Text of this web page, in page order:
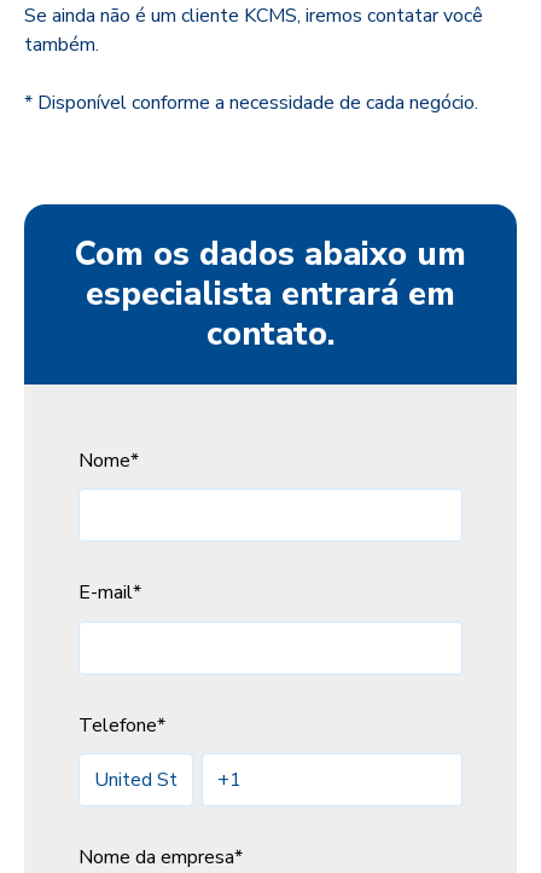
Se ainda não é um cliente KCMS, iremos contatar você
também.
* Disponível conforme a necessidade de cada negócio.
Com os dados abaixo um
especialista entrará em
contato.
Nome*
E-mail*
Telefone*
Nome da empresa*